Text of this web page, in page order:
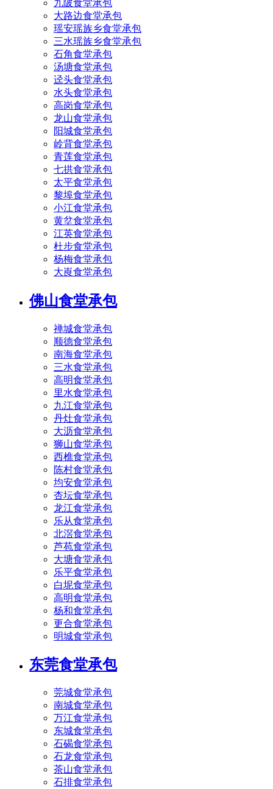
九陂食堂承包
大路边食堂承包
瑶安瑶族乡食堂承包
三水瑶族乡食堂承包
石角食堂承包
汤塘食堂承包
迳头食堂承包
水头食堂承包
高岗食堂承包
龙山食堂承包
阳城食堂承包
岭背食堂承包
青莲食堂承包
七拱食堂承包
太平食堂承包
黎埠食堂承包
小江食堂承包
黄坌食堂承包
江英食堂承包
杜步食堂承包
杨梅食堂承包
大崀食堂承包
佛山食堂承包
禅城食堂承包
顺德食堂承包
南海食堂承包
三水食堂承包
高明食堂承包
里水食堂承包
九江食堂承包
丹灶食堂承包
大沥食堂承包
狮山食堂承包
西樵食堂承包
陈村食堂承包
均安食堂承包
杏坛食堂承包
龙江食堂承包
乐从食堂承包
北滘食堂承包
芦苞食堂承包
大塘食堂承包
乐平食堂承包
白坭食堂承包
高明食堂承包
杨和食堂承包
更合食堂承包
明城食堂承包
东莞食堂承包
莞城食堂承包
南城食堂承包
万江食堂承包
东城食堂承包
石碣食堂承包
石龙食堂承包
茶山食堂承包
石排食堂承包